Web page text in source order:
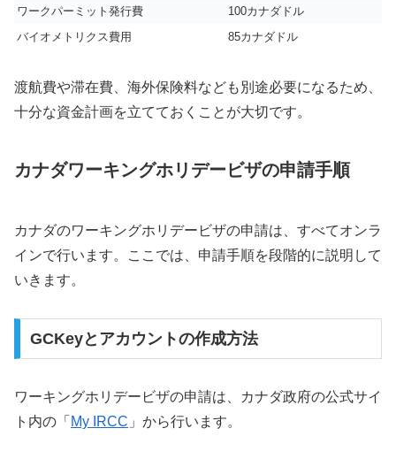
ワークパーミット発行費
100カナダドル
バイオメトリクス費用
85カナダドル
渡航費や滞在費、海外保険料なども別途必要になるため、
十分な資金計画を立てておくことが大切です。
カナダワーキングホリデービザの申請手順
カナダのワーキングホリデービザの申請は、すべてオンラ
インで行います。ここでは、申請手順を段階的に説明して
いきます。
GCKeyとアカウントの作成方法
ワーキングホリデービザの申請は、カナダ政府の公式サイ
ト内の「 My IRCC 」から行います。